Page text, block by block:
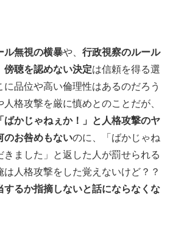
ル無視の横暴や、 行政視察のルール
傍聴を認めない決定は信頼を得る選
品位や高い倫理性はあるのだろう
格攻撃を厳に慎めとのことだが、
「ばかじゃねぇか！」と人格攻撃のヤ
のお咎めもないのに、「ばかじゃね
きました」と返した人が罰せられる
人格攻撃をした覚えないけど？？
するか指摘しないと話にならなくな